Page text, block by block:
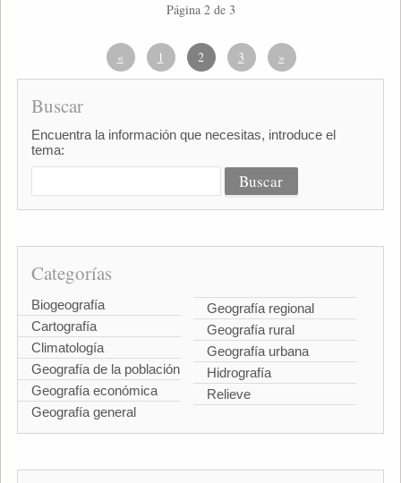
Página 2 de 3
« 1 2 3 »
Buscar
Encuentra la información que necesitas, introduce el
tema:
Categorías
Biogeografía
Cartografía
Climatología
Geografía de la población
Geografía económica
Geografía general
Geografía regional
Geografía rural
Geografía urbana
Hidrografía
Relieve